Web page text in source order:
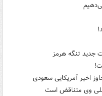
جدید تنگه هرمز
اخیر آمریکایی سعودی
قبلی وی متناقض است